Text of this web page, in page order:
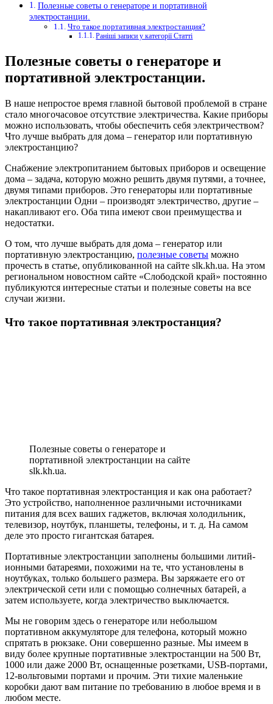
Полезные советы о генераторе и портативной
электростанции.
Что такое портативная электростанция?
Раніші записи у категорії Статті
Полезные советы о генераторе и
портативной электростанции.
В наше непростое время главной бытовой проблемой в стране
стало многочасовое отсутствие электричества. Какие приборы
можно использовать, чтобы обеспечить себя электричеством?
Что лучше выбрать для дома – генератор или портативную
электростанцию?
Снабжение электропитанием бытовых приборов и освещение
дома – задача, которую можно решить двумя путями, а точнее,
двумя типами приборов. Это генераторы или портативные
электростанции Одни – производят электричество, другие –
накапливают его. Оба типа имеют свои преимущества и
недостатки.
О том, что лучше выбрать для дома – генератор или
портативную электростанцию, полезные советы можно
прочесть в статье, опубликованной на сайте slk.kh.ua. На этом
региональном новостном сайте «Слободской край» постоянно
публикуются интересные статьи и полезные советы на все
случаи жизни.
Что такое портативная электростанция?
Полезные советы о генераторе и
портативной электростанции на сайте
slk.kh.ua.
Что такое портативная электростанция и как она работает?
Это устройство, наполненное различными источниками
питания для всех ваших гаджетов, включая холодильник,
телевизор, ноутбук, планшеты, телефоны, и т. д. На самом
деле это просто гигантская батарея.
Портативные электростанции заполнены большими литий-
ионными батареями, похожими на те, что установлены в
ноутбуках, только большего размера. Вы заряжаете его от
электрической сети или с помощью солнечных батарей, а
затем используете, когда электричество выключается.
Мы не говорим здесь о генераторе или небольшом
портативном аккумуляторе для телефона, который можно
спрятать в рюкзаке. Они совершенно разные. Мы имеем в
виду более крупные портативные электростанции на 500 Вт,
1000 или даже 2000 Вт, оснащенные розетками, USB-портами,
12-вольтовыми портами и прочим. Эти тихие маленькие
коробки дают вам питание по требованию в любое время и в
любом месте.